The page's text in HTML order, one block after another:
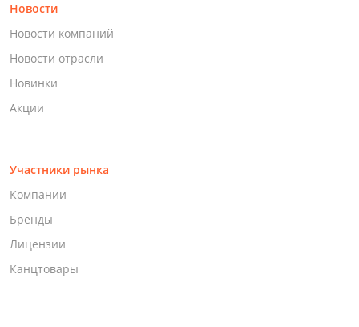
Новости
Новости компаний
Новости отрасли
Новинки
Акции
Участники рынка
Компании
Бренды
Лицензии
Канцтовары